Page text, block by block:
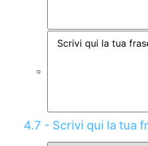
4.7 - Scrivi qui la tua